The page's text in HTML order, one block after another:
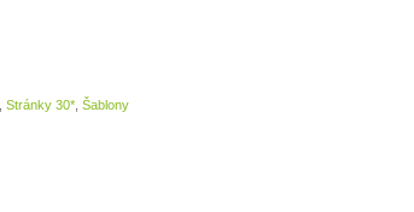
Stránky 30* Šablony